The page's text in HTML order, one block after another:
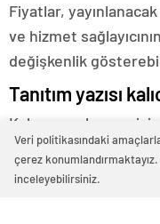
0 0
0 0
Fiyatlar,
ve hizmet
değişkenlik
Tanıtım yazısı
Kalıcı yayınlar, geçici
daha istikrarlı fayda
güçlendirir.
Veri politikasındaki
çerez
inceleyebilirsiniz.